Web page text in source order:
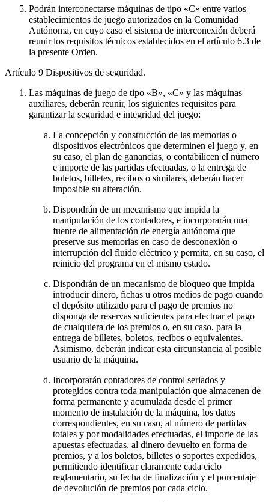
Podrán interconectarse máquinas de tipo «C» entre varios
establecimientos de juego autorizados en la Comunidad
Autónoma, en cuyo caso el sistema de interconexión deberá
reunir los requisitos técnicos establecidos en el artículo 6.3 de
la presente Orden.
Artículo 9 Dispositivos de seguridad.
Las máquinas de juego de tipo «B», «C» y las máquinas
auxiliares, deberán reunir, los siguientes requisitos para
garantizar la seguridad e integridad del juego:
La concepción y construcción de las memorias o
dispositivos electrónicos que determinen el juego y, en
su caso, el plan de ganancias, o contabilicen el número
e importe de las partidas efectuadas, o la entrega de
boletos, billetes, recibos o similares, deberán hacer
imposible su alteración.
Dispondrán de un mecanismo que impida la
manipulación de los contadores, e incorporarán una
fuente de alimentación de energía autónoma que
preserve sus memorias en caso de desconexión o
interrupción del fluido eléctrico y permita, en su caso, el
reinicio del programa en el mismo estado.
Dispondrán de un mecanismo de bloqueo que impida
introducir dinero, fichas u otros medios de pago cuando
el depósito utilizado para el pago de premios no
disponga de reservas suficientes para efectuar el pago
de cualquiera de los premios o, en su caso, para la
entrega de billetes, boletos, recibos o equivalentes.
Asimismo, deberán indicar esta circunstancia al posible
usuario de la máquina.
Incorporarán contadores de control seriados y
protegidos contra toda manipulación que almacenen de
forma permanente y acumulada desde el primer
momento de instalación de la máquina, los datos
correspondientes, en su caso, al número de partidas
totales y por modalidades efectuadas, el importe de las
apuestas efectuadas, al dinero devuelto en forma de
premios, y a los boletos, billetes o soportes expedidos,
permitiendo identificar claramente cada ciclo
reglamentario, su fecha de finalización y el porcentaje
de devolución de premios por cada ciclo.